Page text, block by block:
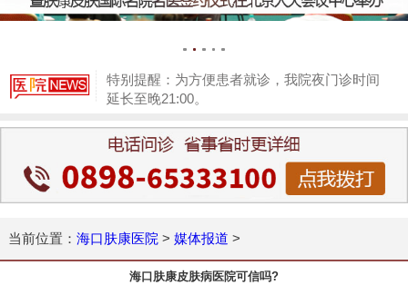
特别提醒：为方便患者就诊，我院夜门诊时间
延长至晚21:00。
当前位置： 海口肤康医院 > 媒体报道 >
海口肤康皮肤病医院可信吗?